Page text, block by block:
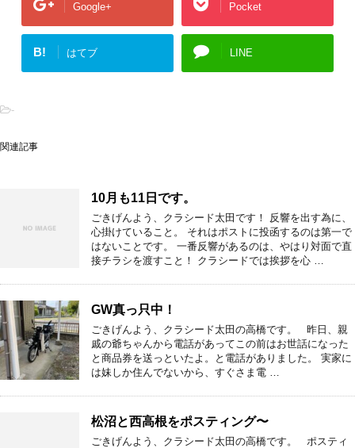
Google+ Pocket
B! はてブ LINE
-
関連記事
10月も11日です。
ごきげんよう、クラシード太田です！ 反響を出す為に、
心掛けていること。 それはポストに投函するのは第一で
はないことです。 一番反響があるのは、やはり対面で直
接チラシを渡すこと！ クラシードでは挨拶を心 …
GW真っ只中！
ごきげんよう、クラシード太田の高橋です。 昨日、親
戚の爺ちゃんから電話があってこの前はお世話になった
と商品券を送っといたよ。と電話がありました。 実家に
は妹しか住んでないから、すぐさま電 …
松沼と西高根をポスティング〜
ごきげんよう、クラシード太田の高橋です。 ポスティ